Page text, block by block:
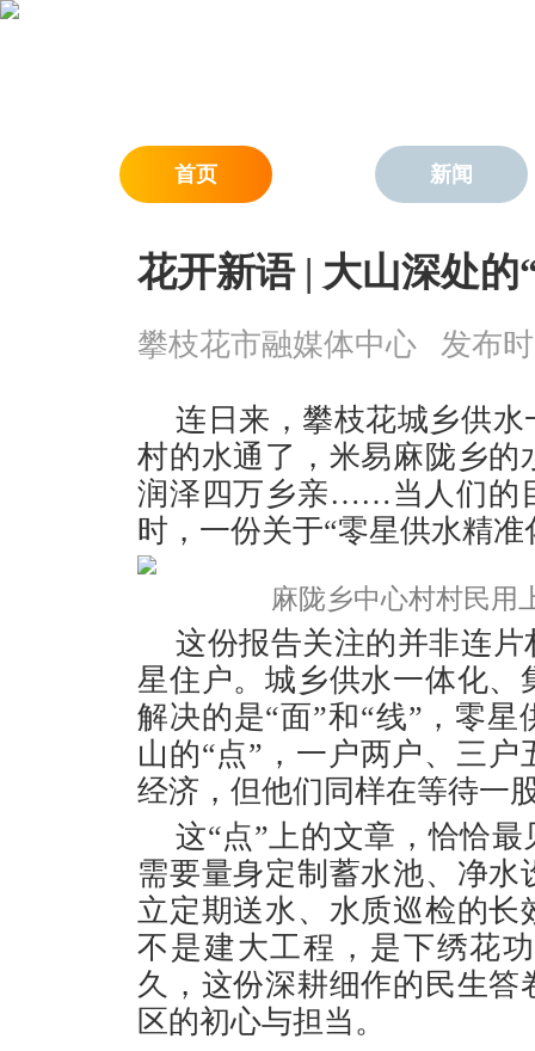
首页 新闻
花开新语 | 大山深处
攀枝花市融媒体中心 发布
连日来，攀枝花城乡供
村的水通了，米易麻陇乡
润泽四万乡亲……当人们的
时，一份关于“零星供水精
麻陇乡中心村村民用
这份报告关注的并非连
星住户。城乡供水一体化
解决的是“面”和“线”，零
山的“点”，一户两户、三
经济，但他们同样在等待一
这“点”上的文章，恰恰
需要量身定制蓄水池、净
立定期送水、水质巡检的长
不是建大工程，是下绣花
久，这份深耕细作的民生
区的初心与担当。